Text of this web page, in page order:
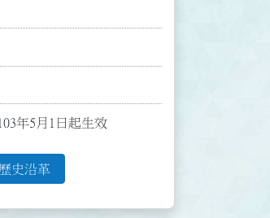
年5月1日起生效
歷史沿革